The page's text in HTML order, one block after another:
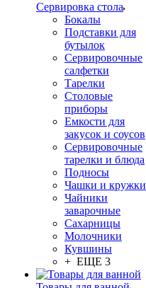
Сервировка стола
Бокалы
Подставки для
бутылок
Сервировочные
салфетки
Тарелки
Столовые
приборы
Емкости для
закусок и соусов
Сервировочные
тарелки и блюда
Подносы
Чашки и кружки
Чайники
заварочные
Сахарницы
Молочники
Кувшины
+ ЕЩЕ 3